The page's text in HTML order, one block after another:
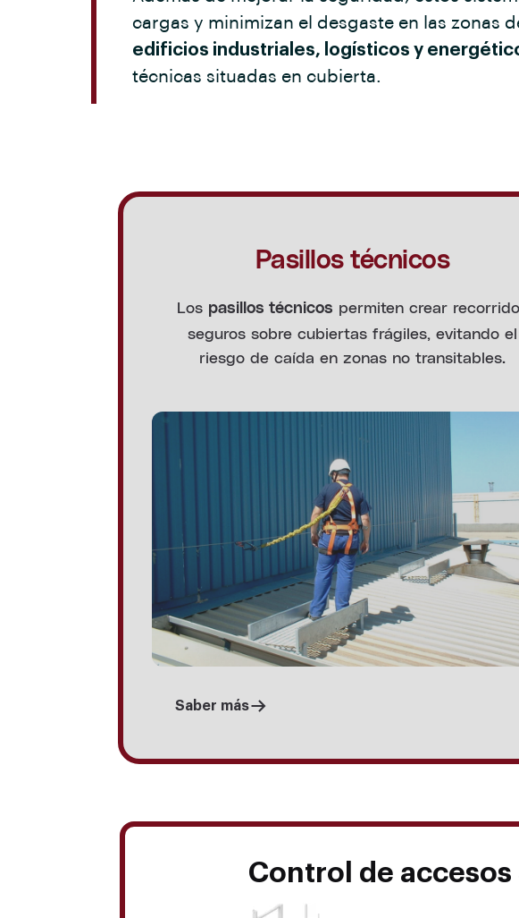
cargas y minimizan el desgaste en las zonas
edificios industriales, logísticos y
técnicas situadas en cubierta.
Pasillos técnicos
Los pasillos técnicos permiten crear
seguros sobre cubiertas frágiles, evitando el
riesgo de caída en zonas no transitables.
Saber más
Control de accesos